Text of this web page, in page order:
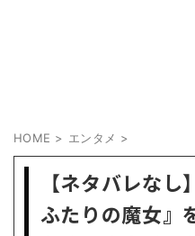
HOME > エンタメ >
【ネタバレな
ふたりの魔女』